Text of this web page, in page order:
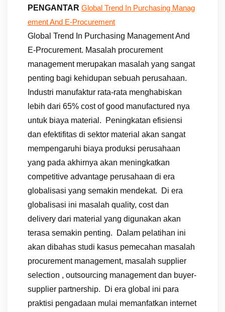
PENGANTAR Global Trend In Purchasing Manag
ement And E-Procurement
Global Trend In Purchasing Management And
E-Procurement. Masalah procurement
management merupakan masalah yang sangat
penting bagi kehidupan sebuah perusahaan.
Industri manufaktur rata-rata menghabiskan
lebih dari 65% cost of good manufactured nya
untuk biaya material. Peningkatan efisiensi
dan efektifitas di sektor material akan sangat
mempengaruhi biaya produksi perusahaan
yang pada akhirnya akan meningkatkan
competitive advantage perusahaan di era
globalisasi yang semakin mendekat. Di era
globalisasi ini masalah quality, cost dan
delivery dari material yang digunakan akan
terasa semakin penting. Dalam pelatihan ini
akan dibahas studi kasus pemecahan masalah
procurement management, masalah supplier
selection , outsourcing management dan buyer-
supplier partnership. Di era global ini para
praktisi pengadaan mulai memanfatkan internet